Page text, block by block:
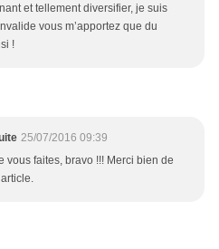
et tellement diversifier, je suis
vous m’apportez que du
!
25/07/2016 09:39
vous faites, bravo !!! Merci bien de